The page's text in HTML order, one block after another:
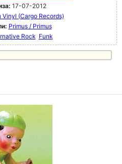
17-07-2012
Vinyl (Cargo Records)
Primus / Primus
Rock Funk